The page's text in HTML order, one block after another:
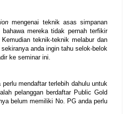
mengenai teknik asas simpanan
mereka tidak pernah terfikir
teknik-teknik melabur dan
anda ingin tahu selok-belok
ke seminar ini.
mendaftar terlebih dahulu untuk
pelanggan berdaftar Public Gold
belum memiliki No. PG anda perlu